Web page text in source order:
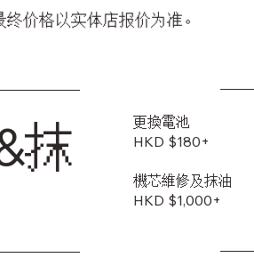
价格以实体店报价为准。
抹
更換電池
HKD $180+
機芯維修及抹油
HKD $1,000+